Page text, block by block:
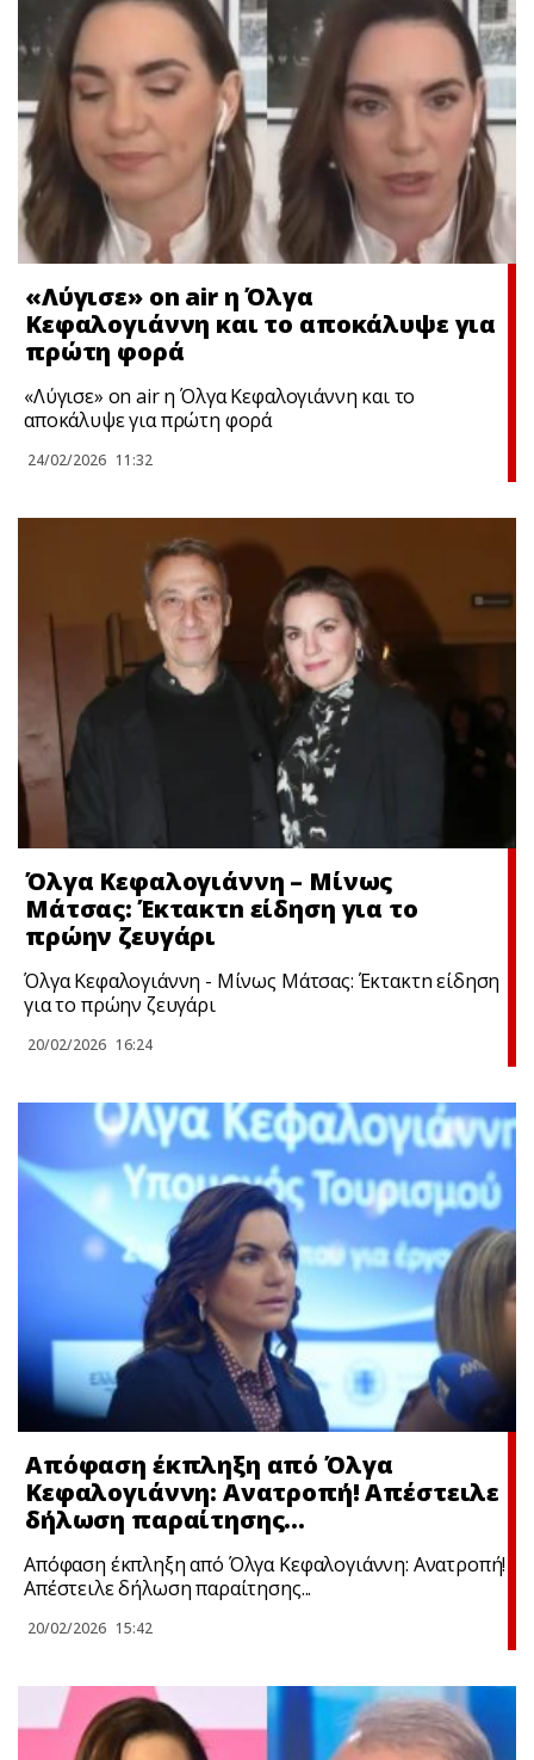
«Λύγισε» on air η Όλγα
Κεφαλογιάννη και το αποκάλυψε για
πρώτη φορά
«Λύγισε» on air η Όλγα Κεφαλογιάννη και το
αποκάλυψε για πρώτη φορά
24/02/2026 11:32
Όλγα Κεφαλογιάννη – Μίνως
Μάτσας: Έκτακτn είδηση για το
πρώην ζευγάρι
Όλγα Κεφαλογιάννη - Μίνως Μάτσας: Έκτακτn είδηση
για το πρώην ζευγάρι
20/02/2026 16:24
Απόφαση έκπληξη από Όλγα
Κεφαλογιάννη: Ανατροπή! Απέστειλε
δήλωση παραίτησης…
Απόφαση έκπληξη από Όλγα Κεφαλογιάννη: Ανατροπή!
Απέστειλε δήλωση παραίτησης...
20/02/2026 15:42